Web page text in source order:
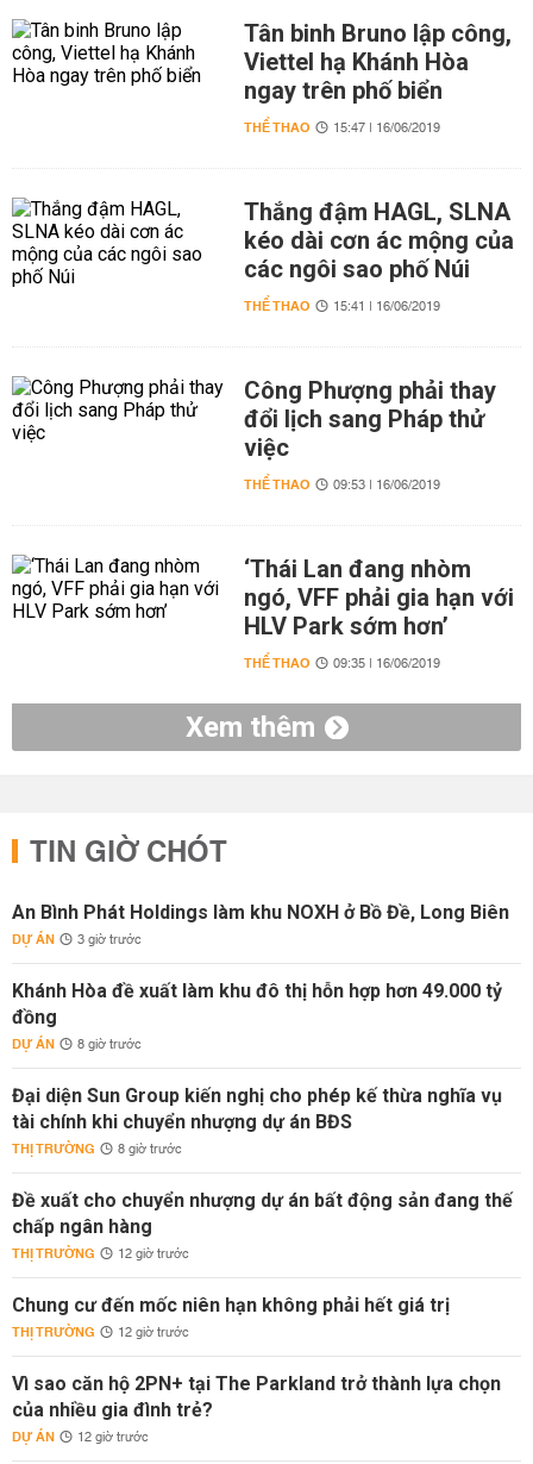
Tân binh Bruno lập công,
Viettel hạ Khánh Hòa
ngay trên phố biển
THỂ THAO 15:47 | 16/06/2019
Thắng đậm HAGL, SLNA
kéo dài cơn ác mộng của
các ngôi sao phố Núi
THỂ THAO 15:41 | 16/06/2019
Công Phượng phải thay
đổi lịch sang Pháp thử
việc
THỂ THAO 09:53 | 16/06/2019
‘Thái Lan đang nhòm
ngó, VFF phải gia hạn với
HLV Park sớm hơn’
THỂ THAO 09:35 | 16/06/2019
Xem thêm
TIN GIỜ CHÓT
An Bình Phát Holdings làm khu NOXH ở Bồ Đề, Long Biên
DỰ ÁN 3 giờ trước
Khánh Hòa đề xuất làm khu đô thị hỗn hợp hơn 49.000 tỷ
đồng
DỰ ÁN 8 giờ trước
Đại diện Sun Group kiến nghị cho phép kế thừa nghĩa vụ
tài chính khi chuyển nhượng dự án BĐS
THỊ TRƯỜNG 8 giờ trước
Đề xuất cho chuyển nhượng dự án bất động sản đang thế
chấp ngân hàng
THỊ TRƯỜNG 12 giờ trước
Chung cư đến mốc niên hạn không phải hết giá trị
THỊ TRƯỜNG 12 giờ trước
Vì sao căn hộ 2PN+ tại The Parkland trở thành lựa chọn
của nhiều gia đình trẻ?
DỰ ÁN 12 giờ trước